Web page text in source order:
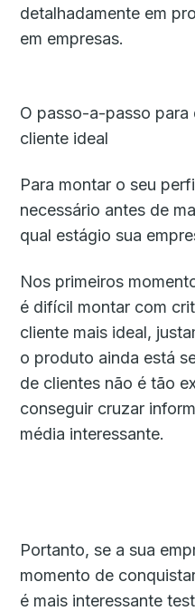
detalhadamente em
em empresas.
O passo-a-passo
cliente ideal
Para montar o seu
necessário antes de
qual estágio sua
Nos primeiros
é difícil montar com
cliente mais ideal,
o produto ainda está
de clientes não é tão
conseguir cruzar
média interessante.
Portanto, se a sua
momento de
é mais interessante